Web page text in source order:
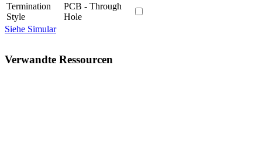
Termination
Style
PCB - Through
Hole
Siehe Simular
Verwandte Ressourcen